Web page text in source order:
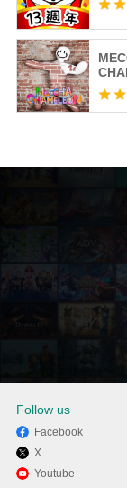
透過
Follow us
Facebook
X
Youtube